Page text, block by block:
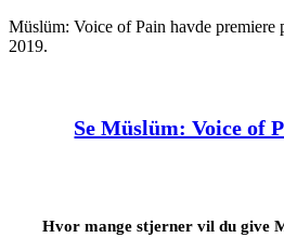
Müslüm: Voice of Pain havde
2019.
Se Müslüm: Voice of
Hvor mange stjerner vil du give